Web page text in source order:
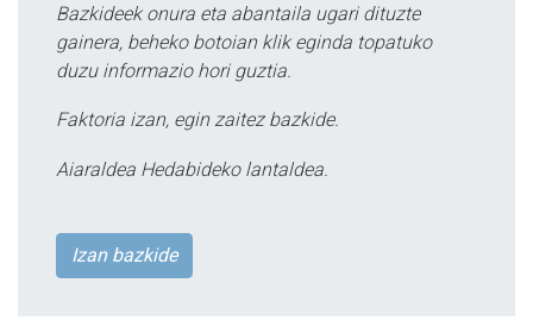
Bazkideek onura eta abantaila ugari dituzte
gainera, beheko botoian klik eginda topatuko
duzu informazio hori guztia.
Faktoria izan, egin zaitez bazkide.
Aiaraldea Hedabideko lantaldea.
Izan bazkide